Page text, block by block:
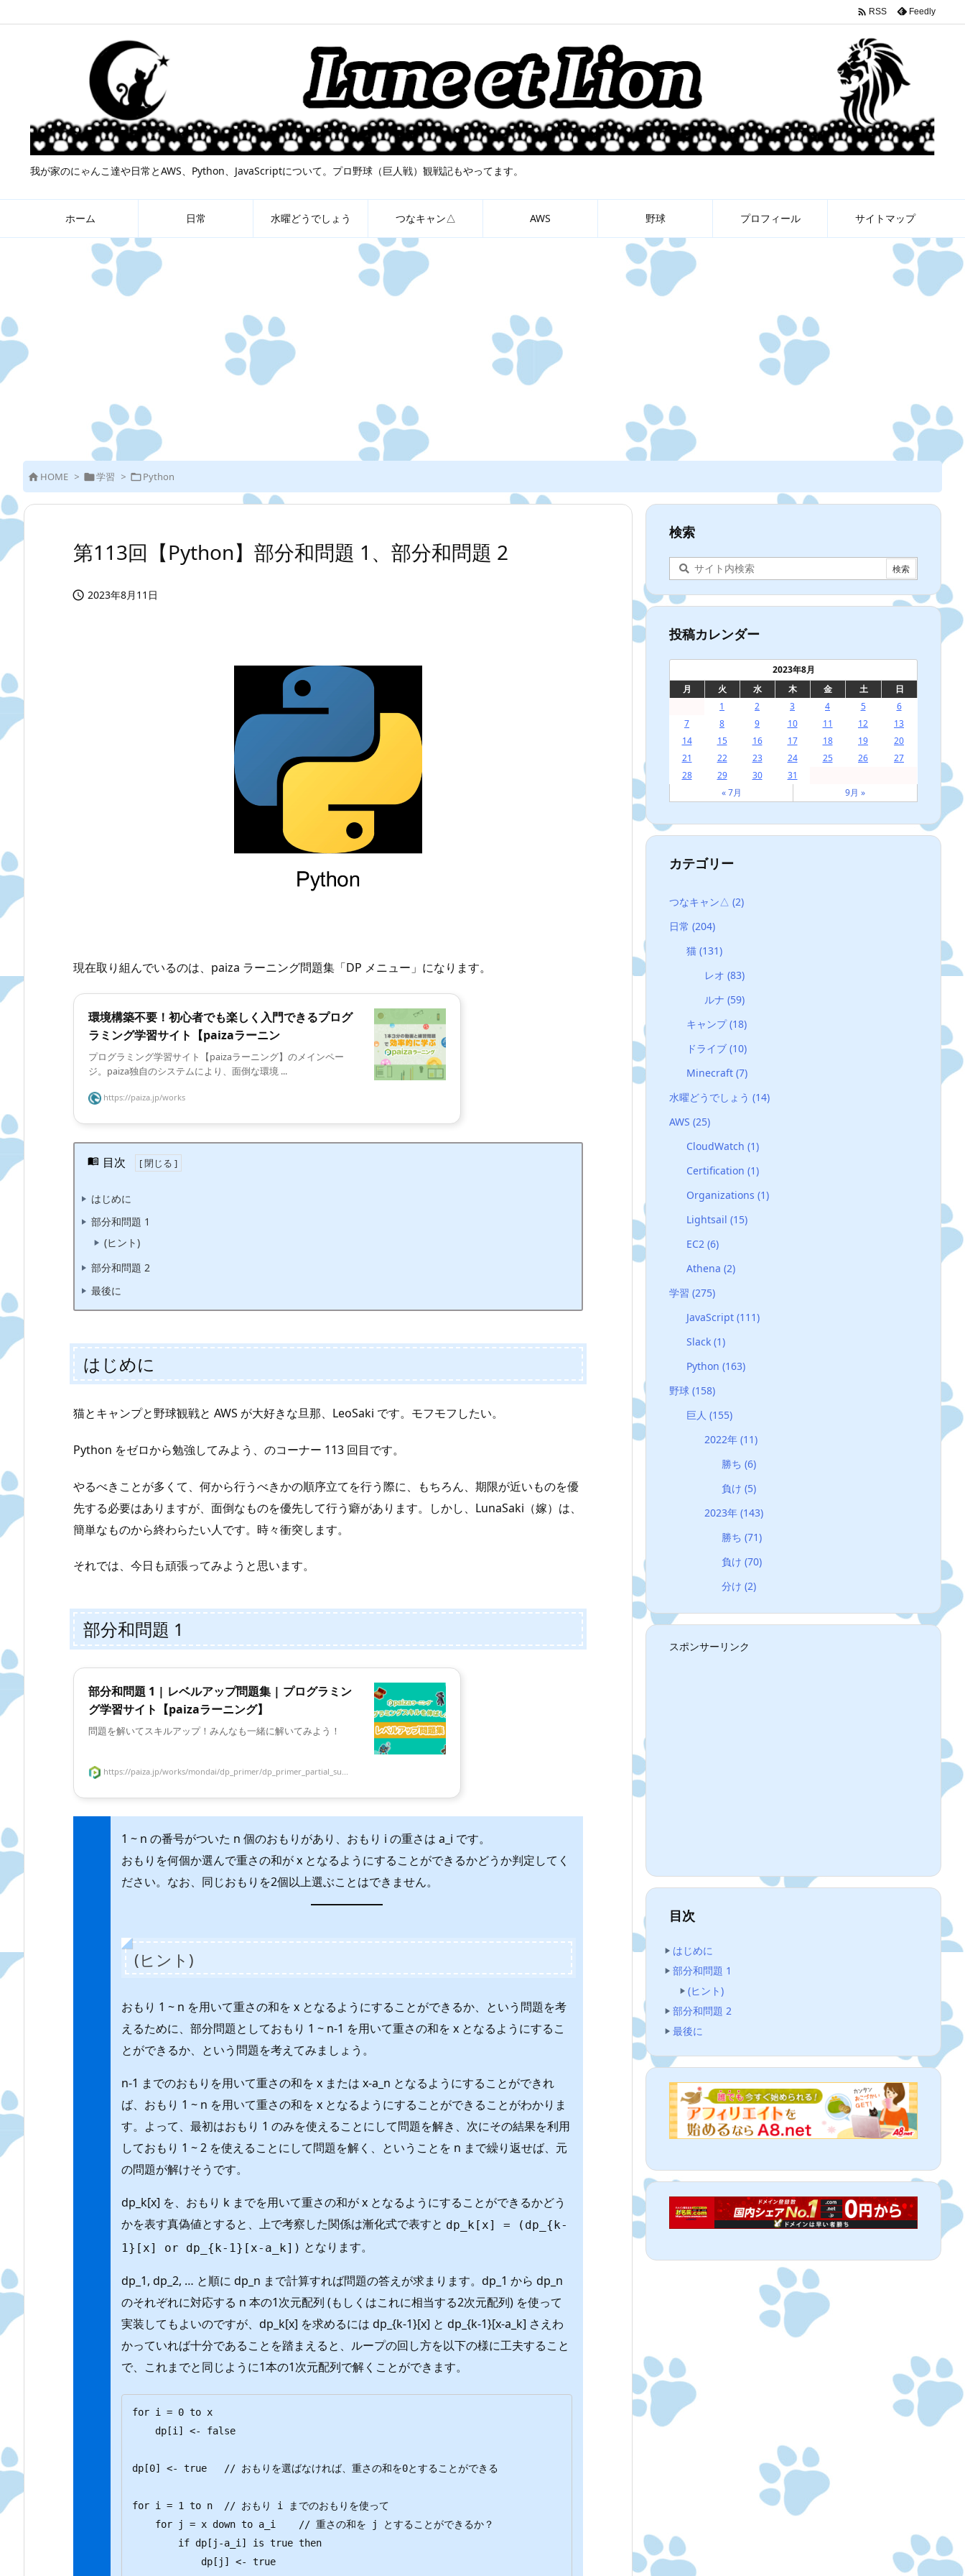
我が家のにゃんこ達や日常とAWS、Python、JavaScriptについて。プロ野球（巨人戦）観戦記もやってます。
ホーム 日常 水曜どうでしょう つなキャン△ AWS 野球 プロフィール サイトマップ
 RSS Feedly
 HOME > 学習 > Python
第113回【Python】部分和問題 1、部分和問題 2
 2023年8月11日
現在取り組んでいるのは、paiza ラーニング問題集「DP メニュー」になります。
環境構築不要！初心者でも楽しく入門できるプログ
ラミング学習サイト【paizaラーニン
プログラミング学習サイト【paizaラーニング】のメインペー
ジ。paiza独自のシステムにより、面倒な環境 ...
https://paiza.jp/works
目次
はじめに
部分和問題 1
(ヒント)
部分和問題 2
最後に
はじめに
猫とキャンプと野球観戦と AWS が大好きな旦那、LeoSaki です。モフモフしたい。
Python をゼロから勉強してみよう、のコーナー 113 回目です。
やるべきことが多くて、何から行うべきかの順序立てを行う際に、もちろん、期限が近いものを優
先する必要はありますが、面倒なものを優先して行う癖があります。しかし、LunaSaki（嫁）は、
簡単なものから終わらたい人です。時々衝突します。
それでは、今日も頑張ってみようと思います。
部分和問題 1
部分和問題 1 | レベルアップ問題集 | プログラミン
グ学習サイト【paizaラーニング】
問題を解いてスキルアップ！みんなも一緒に解いてみよう！
https://paiza.jp/works/mondai/dp_primer/dp_primer_partial_su...
1 ~ n の番号がついた n 個のおもりがあり、おもり i の重さは a_i です。
おもりを何個か選んで重さの和が x となるようにすることができるかどうか判定してく
ださい。なお、同じおもりを2個以上選ぶことはできません。
(ヒント)
おもり 1 ~ n を用いて重さの和を x となるようにすることができるか、という問題を考
えるために、部分問題としておもり 1 ~ n-1 を用いて重さの和を x となるようにするこ
とができるか、という問題を考えてみましょう。
n-1 までのおもりを用いて重さの和を x または x-a_n となるようにすることができれ
ば、おもり 1 ~ n を用いて重さの和を x となるようにすることができることがわかりま
す。よって、最初はおもり 1 のみを使えることにして問題を解き、次にその結果を利用
しておもり 1 ~ 2 を使えることにして問題を解く、ということを n まで繰り返せば、元
の問題が解けそうです。
dp_k[x] を、おもり k までを用いて重さの和が x となるようにすることができるかどう
かを表す真偽値とすると、上で考察した関係は漸化式で表すと dp_k[x] = (dp_{k-
1}[x] or dp_{k-1}[x-a_k]) となります。
dp_1, dp_2, … と順に dp_n まで計算すれば問題の答えが求まります。dp_1 から dp_n
のそれぞれに対応する n 本の1次元配列 (もしくはこれに相当する2次元配列) を使って
実装してもよいのですが、dp_k[x] を求めるには dp_{k-1}[x] と dp_{k-1}[x-a_k] さえわ
かっていれば十分であることを踏まえると、ループの回し方を以下の様に工夫すること
で、これまでと同じように1本の1次元配列で解くことができます。
for i = 0 to x
dp[0] <- true   // おもりを選ばなければ、重さの和を0とすることができる
for i = 1 to n  // おもり i までのおもりを使って
検索
投稿カレンダー
2023年8月
月
火 水 木 金 土
日
1
2 3 4 5
6
7
8 9 10 11 12
13
14
15 16 17 18 19
20
21
22 23 24 25 26
27
28
29 30
31
« 7月
9月 »
カテゴリー
つなキャン△ (2)
日常 (204)
猫(131)
レオ (83)
ルナ (59)
キャンプ(18)
ドライブ(10)
Minecraft(7)
水曜どうでしょう (14)
AWS (25)
CloudWatch(1)
Certification(1)
Organizations(1)
Lightsail(15)
EC2(6)
Athena(2)
学習 (275)
JavaScript(111)
Slack(1)
Python(163)
野球 (158)
巨人(155)
2022年 (11)
勝ち(6)
負け(5)
2023年 (143)
勝ち(71)
負け(70)
分け(2)
スポンサーリンク
目次
はじめに
部分和問題 1
(ヒント)
部分和問題 2
最後に